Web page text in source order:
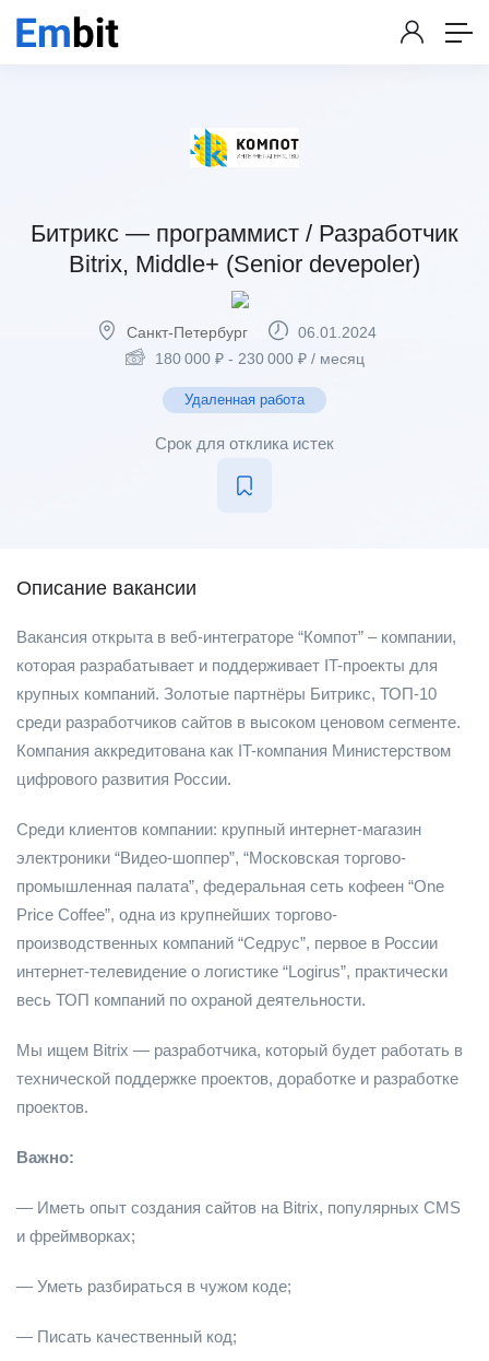
Битрикс — программист / Разработчик
Bitrix, Middle+ (Senior devepoler)
Санкт-Петербург
06.01.2024
180 000 ₽- 230 000 ₽/ месяц
Удаленная работа
Срок для отклика истек
Описание вакансии
Вакансия открыта в веб-интеграторе “Компот” – компании,
которая разрабатывает и поддерживает IT-проекты для
крупных компаний. Золотые партнёры Битрикс, ТОП-10
среди разработчиков сайтов в высоком ценовом сегменте.
Компания аккредитована как IT-компания Министерством
цифрового развития России.
Среди клиентов компании: крупный интернет-магазин
электроники “Видео-шоппер”, “Московская торгово-
промышленная палата”, федеральная сеть кофеен “One
Price Coffee”, одна из крупнейших торгово-
производственных компаний “Седрус”, первое в России
интернет-телевидение о логистике “Logirus”, практически
весь ТОП компаний по охраной деятельности.
Мы ищем Bitrix — разработчика, который будет работать в
технической поддержке проектов, доработке и разработке
проектов.
Важно:
— Иметь опыт создания сайтов на Bitrix, популярных CMS
и фреймворках;
— Уметь разбираться в чужом коде;
— Писать качественный код;